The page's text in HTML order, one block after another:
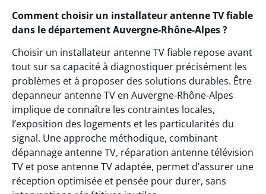
Comment choisir un installateur antenne TV fiable
dans le département Auvergne-Rhône-Alpes ?
Choisir un installateur antenne TV fiable repose avant
tout sur sa capacité à diagnostiquer précisément les
problèmes et à proposer des solutions durables. Être
depanneur antenne TV en Auvergne-Rhône-Alpes
implique de connaître les contraintes locales,
l’exposition des logements et les particularités du
signal. Une approche méthodique, combinant
dépannage antenne TV, réparation antenne télévision
TV et pose antenne TV adaptée, permet d’assurer une
réception optimisée et pensée pour durer, sans